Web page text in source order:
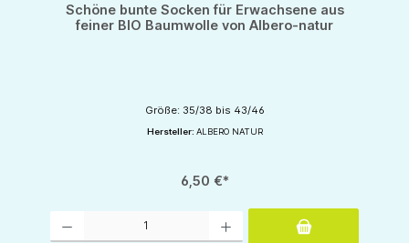
Schöne bunte Socken für Erwachsene aus
feiner BIO Baumwolle von Albero-natur
Größe: 35/38 bis 43/46
Hersteller: ALBERO NATUR
6,50 €*